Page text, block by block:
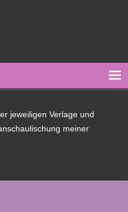
jeweiligen Verlage und
meiner